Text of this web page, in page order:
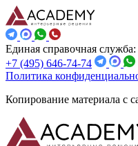
Единая справочная служба:
+7 (495) 646-74-74
Политика
Копирование материала с